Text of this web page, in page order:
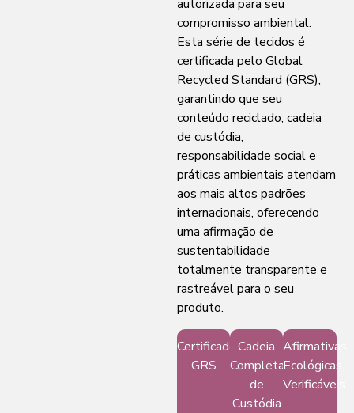
autorizada para seu
compromisso ambiental.
Esta série de tecidos é
certificada pelo Global
Recycled Standard (GRS),
garantindo que seu
conteúdo reciclado, cadeia
de custódia,
responsabilidade social e
práticas ambientais atendam
aos mais altos padrões
internacionais, oferecendo
uma afirmação de
sustentabilidade
totalmente transparente e
rastreável para o seu
produto.
Certificado
GRS
Cadeia
Completa
de
Custódia
Afirmativas
Ecológicas
Verificáveis